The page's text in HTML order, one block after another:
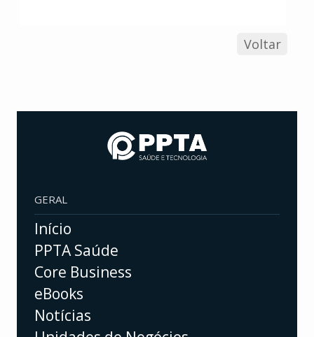
Voltar
GERAL
Início
PPTA Saúde
Core Business
eBooks
Notícias